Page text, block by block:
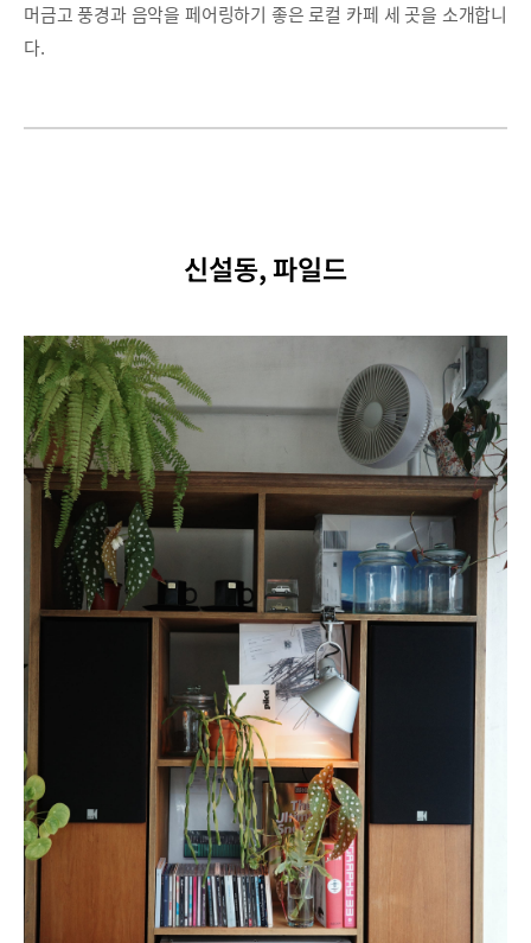
머금고 풍경과 음악을 페어링하기 좋은 로컬 카페 세 곳을 소개합니
다.
신설동, 파일드